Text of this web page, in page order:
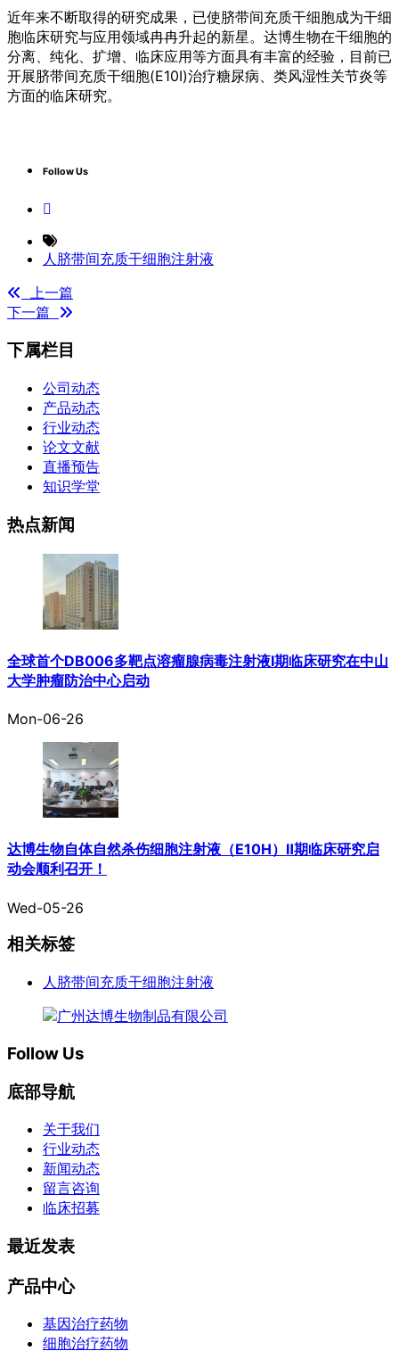
近年来不断取得的研究成果，已使脐带间充质干细胞成为干细
胞临床研究与应用领域冉冉升起的新星。达博生物在干细胞的
分离、纯化、扩增、临床应用等方面具有丰富的经验，目前已
开展脐带间充质干细胞(E10I)治疗糖尿病、类风湿性关节炎等
方面的临床研究。
Follow Us
人脐带间充质干细胞注射液
上一篇
下一篇
下属栏目
公司动态
产品动态
行业动态
论文文献
直播预告
知识学堂
热点新闻
全球首个DB006多靶点溶瘤腺病毒注射液I期临床研究在中山
大学肿瘤防治中心启动
Mon-06-26
达博生物自体自然杀伤细胞注射液（E10H）Ⅱ期临床研究启
动会顺利召开！
Wed-05-26
相关标签
人脐带间充质干细胞注射液
Follow Us
底部导航
关于我们
行业动态
新闻动态
留言咨询
临床招募
最近发表
产品中心
基因治疗药物
细胞治疗药物